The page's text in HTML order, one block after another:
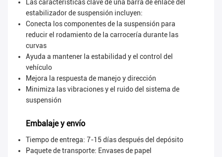
Las características clave de una barra de enlace del
estabilizador de suspensión incluyen:
Conecta los componentes de la suspensión para
reducir el rodamiento de la carrocería durante las
curvas
Ayuda a mantener la estabilidad y el control del
vehículo
Mejora la respuesta de manejo y dirección
Minimiza las vibraciones y el ruido del sistema de
suspensión
Embalaje y envío
Tiempo de entrega: 7-15 días después del depósito
Paquete de transporte: Envases de papel